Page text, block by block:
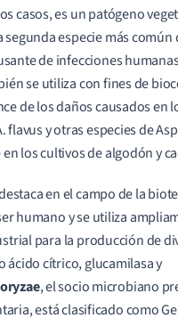
casos, es un patógeno
segunda especie más común
de infecciones
se utiliza con fines de
de los daños causados en
flavus y otras especies de
los cultivos de algodón y
en el campo de la
humano y se utiliza
para la producción de
ácido cítrico, glucamilasa y
, el socio microbiano
está clasificado como